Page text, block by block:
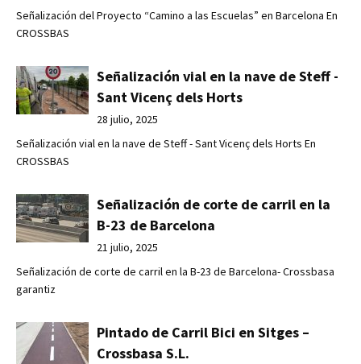
Señalización del Proyecto “Camino a las Escuelas” en Barcelona En
CROSSBAS
Señalización vial en la nave de Steff -
Sant Vicenç dels Horts
28 julio, 2025
Señalización vial en la nave de Steff - Sant Vicenç dels Horts En
CROSSBAS
Señalización de corte de carril en la
B-23 de Barcelona
21 julio, 2025
Señalización de corte de carril en la B-23 de Barcelona- Crossbasa
garantiz
Pintado de Carril Bici en Sitges –
Crossbasa S.L.